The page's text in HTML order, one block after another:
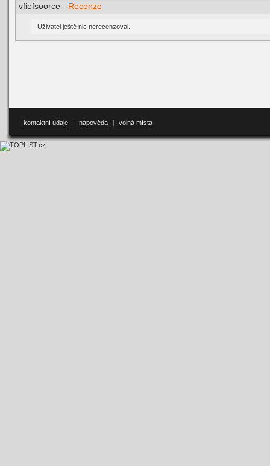
vfiefsoorce - Recenze
Uživatel ještě nic nerecenzoval.
kontaktní údaje | nápověda | volná místa